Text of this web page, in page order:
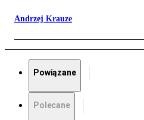
Andrzej Krauze
Powiązane
Polecane